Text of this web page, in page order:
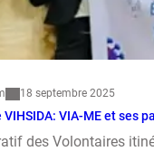
18 septembre 2025
VIA-ME et ses
des Volontaires